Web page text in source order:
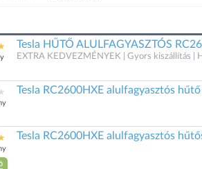
Tesla HŰTŐ ALULFAGYASZTÓS
EXTRA KEDVEZMÉNYEK | Gyors kiszállítás |
Tesla RC2600HXE alulfagyasztós hűtő
Tesla RC2600HXE alulfagyasztós